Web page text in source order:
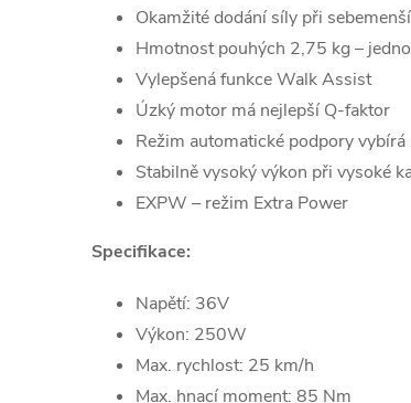
Okamžité dodání síly při
Hmotnost pouhých 2,75 kg –
Vylepšená funkce Walk Assist
Úzký motor má nejlepší Q-faktor
Režim automatické podpory
Stabilně vysoký výkon při vysoké
EXPW – režim Extra Power
Specifikace:
Napětí: 36V
Výkon: 250W
Max. rychlost: 25 km/h
Max. hnací moment: 85 Nm